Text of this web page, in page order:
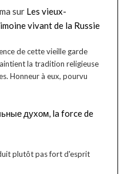
sur Les vieux-
vivant de la Russie
de cette vieille garde
la tradition religieuse
Honneur à eux, pourvu
духом, la force de
plutôt pas fort d'esprit